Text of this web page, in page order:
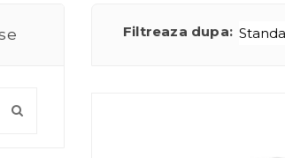
Filtreaza dupa: